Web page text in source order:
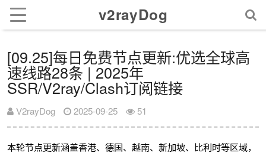
v2rayDog
[09.25]每日免费节点更新:优选全球高
速线路28条 | 2025年
SSR/V2ray/Clash订阅链接
V2rayDog 2025-09-25 51
本轮节点更新涵盖香港、德国、越南、新加坡、比利时等区域，